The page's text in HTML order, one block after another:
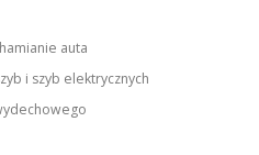
auta
i szyb elektrycznych